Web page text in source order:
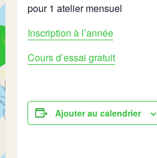
pour 1 atelier mensuel
Inscription à l’année
Cours d’essai gratuit
Ajouter au calendrier